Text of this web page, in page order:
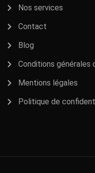
Nos services
Contact
Blog
Conditions générales
Mentions légales
Politique de